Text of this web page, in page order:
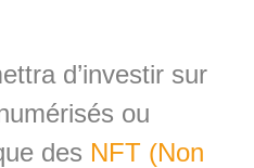
d’investir sur
ou
des NFT (Non